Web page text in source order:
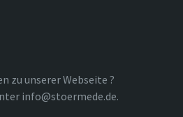
zu unserer Webseite ?
info@stoermede.de.